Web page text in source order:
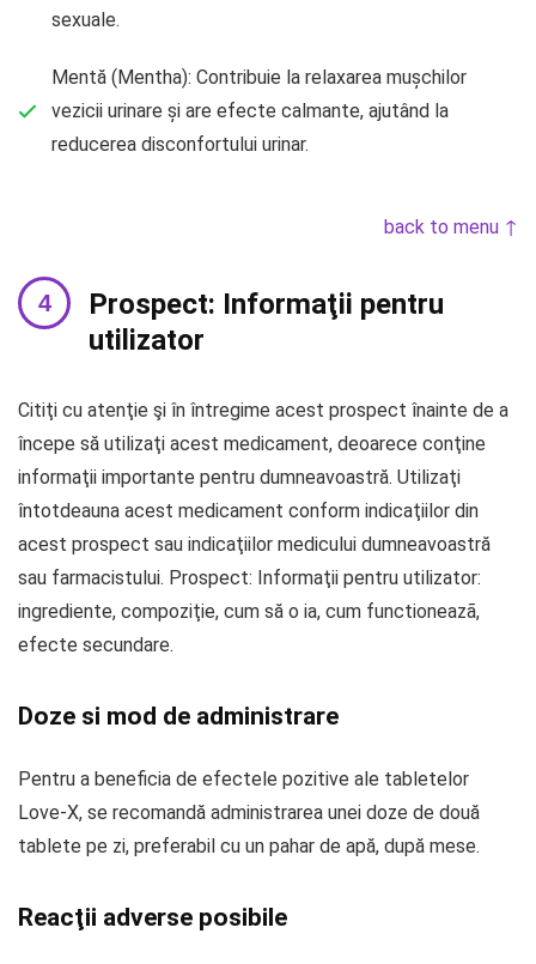
sexuale.
Mentă (Mentha): Contribuie la relaxarea mușchilor
vezicii urinare și are efecte calmante, ajutând la
reducerea disconfortului urinar.
back to menu ↑
Prospect: Informaţii pentru
utilizator
Citiţi cu atenţie şi în întregime acest prospect înainte de a
începe să utilizaţi acest medicament, deoarece conţine
informaţii importante pentru dumneavoastră. Utilizaţi
întotdeauna acest medicament conform indicaţiilor din
acest prospect sau indicaţiilor medicului dumneavoastră
sau farmacistului. Prospect: Informaţii pentru utilizator:
ingrediente, compoziţie, cum să o ia, cum functioneazã,
efecte secundare.
Doze si mod de administrare
Pentru a beneficia de efectele pozitive ale tabletelor
Love-X, se recomandă administrarea unei doze de două
tablete pe zi, preferabil cu un pahar de apă, după mese.
Reacţii adverse posibile